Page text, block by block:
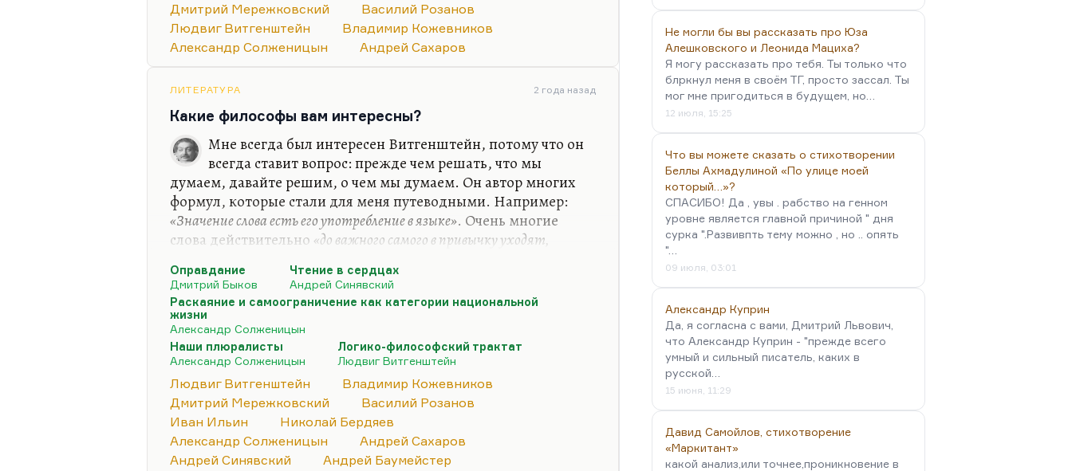
Витгенштейн их пытается отмыть, по-самойловски:
протирают, как стекло, и в этом наше ремесло».
Кожевников). Интересен главным образом потому, что он
система…
Дмитрий Мережковский
Василий Розанов
Людвиг Витгенштейн
Владимир Кожевников
Александр Солженицын
Андрей Сахаров
ЛИТЕРАТУРА 2 года назад
Какие философы вам интересны?
Мне всегда был интересен Витгенштейн, потому что он
всегда ставит вопрос: прежде чем решать, что мы
думаем, давайте решим, о чем мы думаем. Он автор многих
формул, которые стали для меня путеводными. Например:
«Значение слова есть его употребление в языке». Очень многие
слова действительно «до важного самого в привычку уходят,
Витгенштейн их пытается отмыть, по-самойловски:
протирают, как стекло, и в этом наше ремесло».
Мне из философов ХХ столетия был интересен Кожев (он же
Кожевников). Интересен главным образом потому, что он
первым поставил вопрос, а не была ли вся репрессивная
система…
Оправдание
Дмитрий Быков
Чтение в сердцах
Андрей Синявский
Раскаяние и самоограничение как категории национальной
жизни
Александр Солженицын
Наши плюралисты
Александр Солженицын
Логико-философский трактат
Людвиг Витгенштейн
Людвиг Витгенштейн
Владимир Кожевников
Дмитрий Мережковский
Василий Розанов
Иван Ильин
Николай Бердяев
Александр Солженицын
Андрей Сахаров
Андрей Синявский
Андрей Баумейстер
Не могли бы вы рассказать про Юза
Алешковского и Леонида Мациха?
Я могу рассказать про тебя. Ты только что
блркнул меня в своём ТГ, просто зассал. Ты
мог мне пригодиться в будущем, но…
12 июля, 15:25
Что вы можете сказать о стихотворении
Беллы Ахмадулиной «По улице моей
который…»?
СПАСИБО! Да , увы . рабство на генном
уровне является главной причиной " дня
сурка ".Развивпть тему можно , но .. опять
"…
09 июля, 03:01
Александр Куприн
Да, я согласна с вами, Дмитрий Львович,
что Александр Куприн - "прежде всего
умный и сильный писатель, каких в
русской…
15 июня, 11:29
Давид Самойлов, стихотворение
«Маркитант»
какой анализ,или точнее,проникновение в